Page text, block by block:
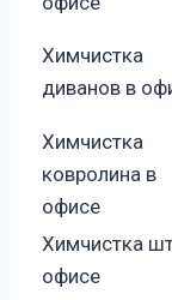
Химчистка
диванов в
Химчистка
ковролина в
офисе
Химчистка
офисе